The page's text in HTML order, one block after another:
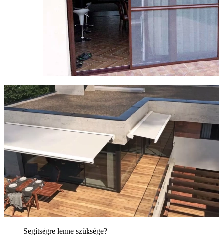
Segítségre lenne szüksége?